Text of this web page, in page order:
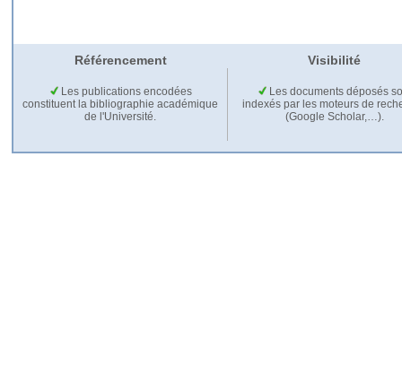
Référencement Visibilité
Les publications encodées
constituent la bibliographie académique
de l'Université.
Les documents déposés
indexés par les moteurs de
(Google Scholar,…).